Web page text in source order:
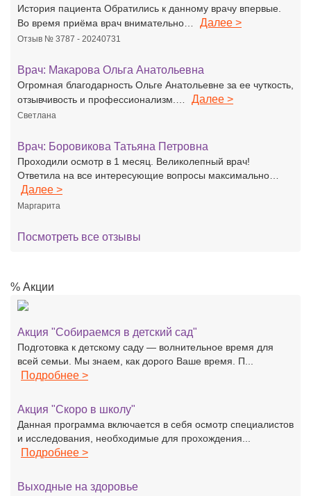
История пациента Обратились к данному врачу впервые.
Во время приёма врач внимательно…
Далее >
Отзыв № 3787 - 20240731
Врач: Макарова Ольга Анатольевна
Огромная благодарность Ольге Анатольевне за ее чуткость,
отзывчивость и профессионализм.…
Далее >
Светлана
Врач: Боровикова Татьяна Петровна
Проходили осмотр в 1 месяц. Великолепный врач!
Ответила на все интересующие вопросы максимально…
Далее >
Маргарита
Посмотреть все отзывы
% Акции
Акция "Собираемся в детский сад"
Подготовка к детскому саду — волнительное время для
всей семьи. Мы знаем, как дорого Ваше время. П...
Подробнее >
Акция "Скоро в школу"
Данная программа включается в себя осмотр специалистов
и исследования, необходимые для прохождения...
Подробнее >
Выходные на здоровье